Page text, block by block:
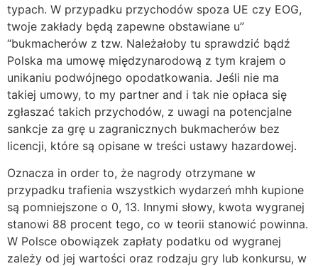
typach. W przypadku przychodów spoza UE czy EOG,
twoje zakłady będą zapewne obstawiane u”
“bukmacherów z tzw. Należałoby tu sprawdzić bądź
Polska ma umowę międzynarodową z tym krajem o
unikaniu podwójnego opodatkowania. Jeśli nie ma
takiej umowy, to my partner and i tak nie opłaca się
zgłaszać takich przychodów, z uwagi na potencjalne
sankcje za grę u zagranicznych bukmacherów bez
licencji, które są opisane w treści ustawy hazardowej.
Oznacza in order to, że nagrody otrzymane w
przypadku trafienia wszystkich wydarzeń mhh kupione
są pomniejszone o 0, 13. Innymi słowy, kwota wygranej
stanowi 88 procent tego, co w teorii stanowić powinna.
W Polsce obowiązek zapłaty podatku od wygranej
zależy od jej wartości oraz rodzaju gry lub konkursu, w